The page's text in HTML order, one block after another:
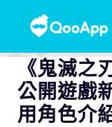
《鬼滅之
公開遊戲
用角色介